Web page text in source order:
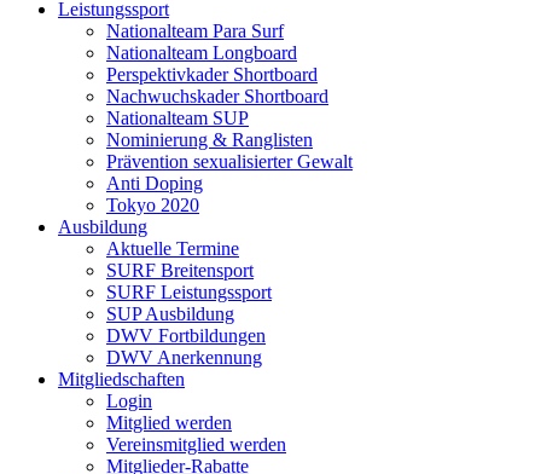
Leistungssport
Nationalteam Para Surf
Nationalteam Longboard
Perspektivkader Shortboard
Nachwuchskader Shortboard
Nationalteam SUP
Nominierung & Ranglisten
Prävention sexualisierter Gewalt
Anti Doping
Tokyo 2020
Ausbildung
Aktuelle Termine
SURF Breitensport
SURF Leistungssport
SUP Ausbildung
DWV Fortbildungen
DWV Anerkennung
Mitgliedschaften
Login
Mitglied werden
Vereinsmitglied werden
Mitglieder-Rabatte